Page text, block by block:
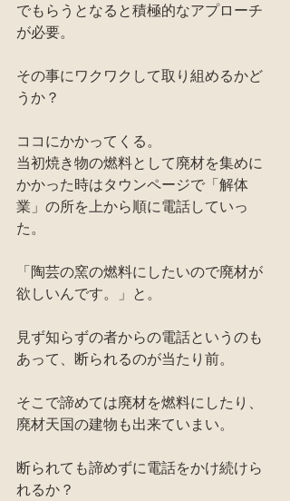
でもらうとなると積極的なアプローチ
が必要。
その事にワクワクして取り組めるかど
うか？
ココにかかってくる。
当初焼き物の燃料として廃材を集めに
かかった時はタウンページで「解体
業」の所を上から順に電話していっ
た。
「陶芸の窯の燃料にしたいので廃材が
欲しいんです。」と。
見ず知らずの者からの電話というのも
あって、断られるのが当たり前。
そこで諦めては廃材を燃料にしたり、
廃材天国の建物も出来ていまい。
断られても諦めずに電話をかけ続けら
れるか？